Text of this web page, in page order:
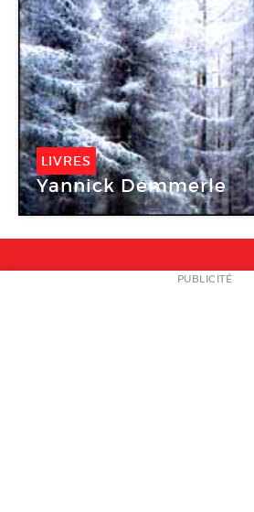
LIVRES
Yannick Demmerle
NEWSLETTER
PUBLICITÉ